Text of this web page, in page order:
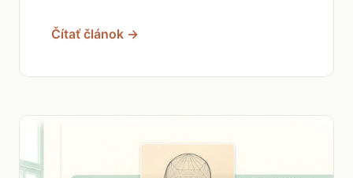
Čítať článok →